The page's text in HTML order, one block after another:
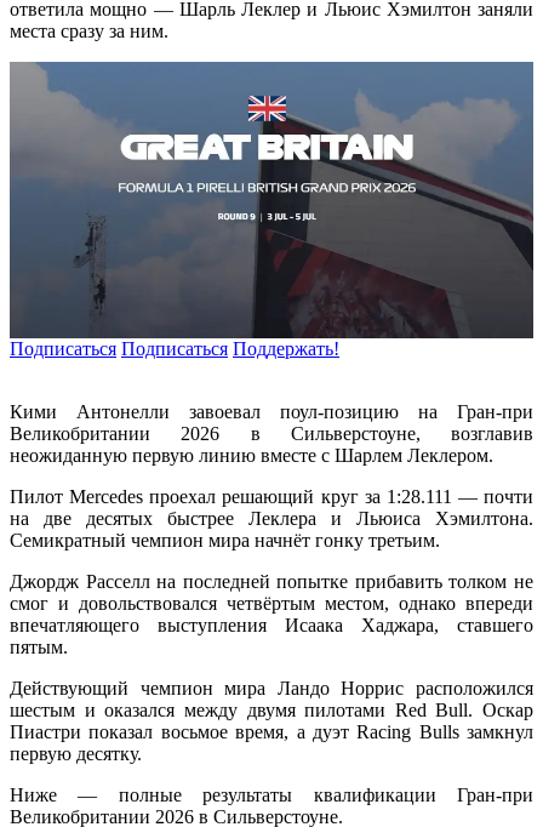
ответила мощно — Шарль Леклер и Льюис Хэмилтон заняли
места сразу за ним.
Подписаться Подписаться Поддержать!
Кими Антонелли завоевал поул-позицию на Гран-при
Великобритании 2026 в Сильверстоуне, возглавив
неожиданную первую линию вместе с Шарлем Леклером.
Пилот Mercedes проехал решающий круг за 1:28.111 — почти
на две десятых быстрее Леклера и Льюиса Хэмилтона.
Семикратный чемпион мира начнёт гонку третьим.
Джордж Расселл на последней попытке прибавить толком не
смог и довольствовался четвёртым местом, однако впереди
впечатляющего выступления Исаака Хаджара, ставшего
пятым.
Действующий чемпион мира Ландо Норрис расположился
шестым и оказался между двумя пилотами Red Bull. Оскар
Пиастри показал восьмое время, а дуэт Racing Bulls замкнул
первую десятку.
Ниже — полные результаты квалификации Гран-при
Великобритании 2026 в Сильверстоуне.